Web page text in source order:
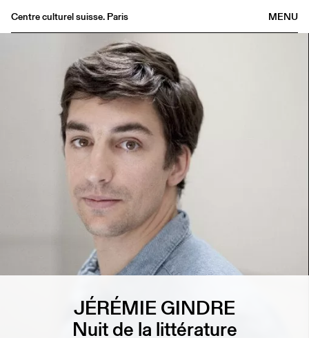
MENU
Centre culturel suisse. Paris
Médiathèque
JÉRÉMIE GINDRE
Nuit de la littérature